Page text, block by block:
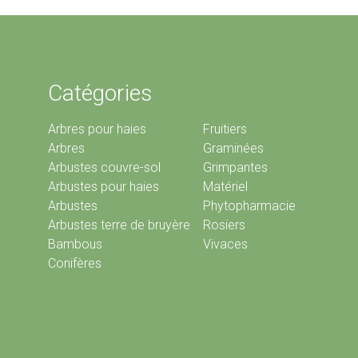
Catégories
Arbres pour haies
Arbres
Arbustes couvre-sol
Arbustes pour haies
Arbustes
Arbustes terre de bruyère
Bambous
Conifères
Fruitiers
Graminées
Grimpantes
Matériel
Phytopharmacie
Rosiers
Vivaces